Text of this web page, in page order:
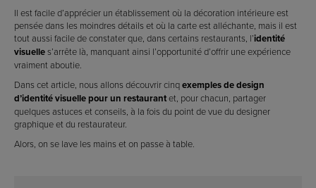
Il est facile d’apprécier un établissement où la décoration intérieure est
pensée dans les moindres détails et où la carte est alléchante, mais il est
tout aussi facile de constater que, dans certains restaurants, l’identité
visuelles’arrête là, manquant ainsi l’opportunité d’offrir une expérience
vraiment aboutie.
Dans cet article, nous allons découvrir cinqexemples de design
d’identité visuelle pour un restaurantet, pour chacun, partager
quelques astuces et conseils, à la fois du point de vue du designer
graphique et du restaurateur.
Alors, on se lave les mains et on passe à table.